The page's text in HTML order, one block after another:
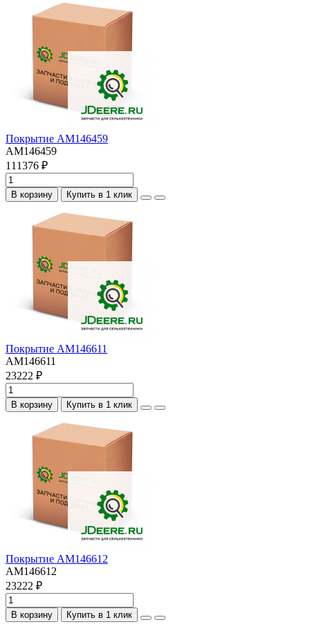
Покрытие AM146459
AM146459
111376 ₽
В корзину Купить в 1 клик
Покрытие AM146611
AM146611
23222 ₽
В корзину Купить в 1 клик
Покрытие AM146612
AM146612
23222 ₽
В корзину Купить в 1 клик